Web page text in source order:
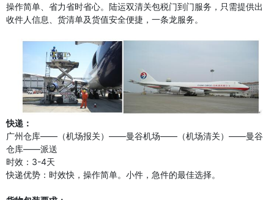
操作简单、省力省时省心。陆运双清关包税门到门服务，只需提供出
收件人信息、货清单及货值安全便捷，一条龙服务。
快递：
广州仓库——（机场报关）——曼谷机场——（机场清关）——曼谷
仓库——派送
时效：3-4天
快递优势：时效快，操作简单。小件，急件的最佳选择。